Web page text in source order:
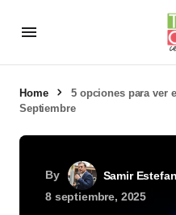
Home
5 opciones para ver
Septiembre
By
Samir Estefan
8 septiembre, 2025